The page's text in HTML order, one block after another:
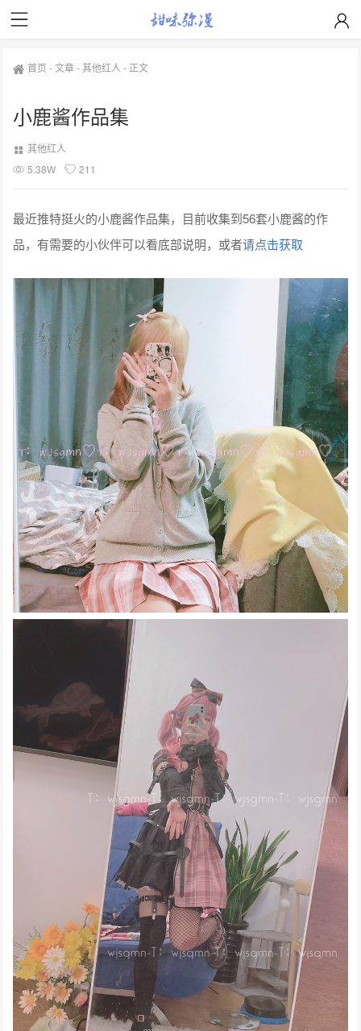
首页 -文章-其他红人 - 正文
小鹿酱作品集
其他红人
5.38W
211
最近推特挺火的小鹿酱作品集，目前收集到56套小鹿酱的作
品，有需要的小伙伴可以看底部说明，或者请点击获取